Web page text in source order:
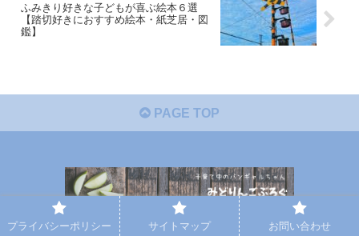
ふみきり好きな子どもが喜ぶ絵本６選
【踏切好きにおすすめ絵本・紙芝居・図
鑑】
PAGE TOP
プライバシーポリシー サイトマップ
プライバシーポリシー サイトマップ お問い合わせ